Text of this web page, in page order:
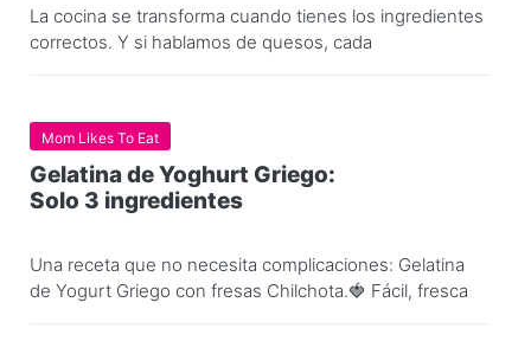
La cocina se transforma cuando tienes los ingredientes
correctos. Y si hablamos de quesos, cada
Mom Likes To Eat
Gelatina de Yoghurt Griego:
Solo 3 ingredientes
Una receta que no necesita complicaciones: Gelatina
de Yogurt Griego con fresas Chilchota.🍓 Fácil, fresca